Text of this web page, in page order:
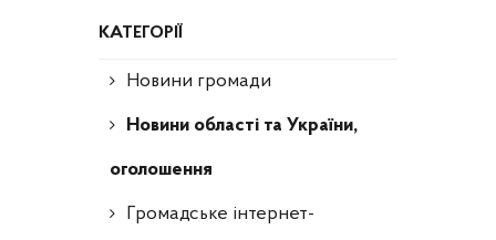
КАТЕГОРІЇ
Новини громади
Новини області та України,
оголошення
Громадське інтернет-